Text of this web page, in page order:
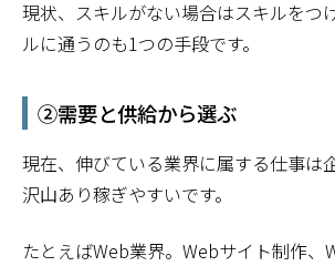
現状、スキルがない場合はスキルをつ
ルに通うのも1つの手段です。
②需要と供給から選ぶ
現在、伸びている業界に属する仕事は
沢山あり稼ぎやすいです。
たとえばWeb業界。Webサイト制作、